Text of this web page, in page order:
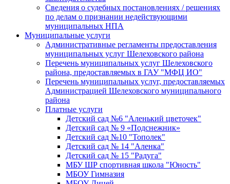
Сведения о судебных постановлениях / решениях
по делам о признании недействующими
муниципальных НПА
Муниципальные услуги
Административные регламенты предоставления
муниципальных услуг Шелеховского района
Перечень муниципальных услуг Шелеховского
района, предоставляемых в ГАУ "МФЦ ИО"
Перечень муниципальных услуг, предоставляемых
Администрацией Шелеховского муниципального
района
Платные услуги
Детский сад №6 "Аленький цветочек"
Детский сад № 9 «Подснежник»
Детский сад №10 "Тополек"
Детский сад № 14 "Аленка"
Детский сад № 15 "Радуга"
МБУ ШР спортивная школа "Юность"
МБОУ Гимназия